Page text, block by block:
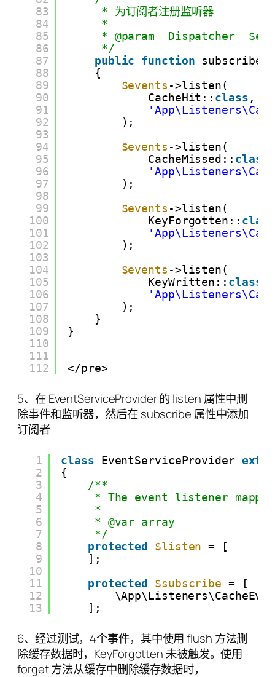
83
84
85
86
87
88
89
90
91
92
93
94
95
96
97
98
99
100
101
102
103
104
105
106
107
108
109
110
111
112
* 为订阅者注册监听器
*
* @param  Dispatcher
*/
public
function subscribe(
{
$events ->listen(
CacheHit:: class ,
);
$events ->listen(
CacheMissed:: class
);
$events ->listen(
KeyForgotten:: class
);
$events ->listen(
KeyWritten:: class
);
}
}
</pre>
5、在 EventServiceProvider 的 listen 属性中删
除事件和监听器，然后在 subscribe 属性中添加
订阅者
1
2
3
4
5
6
7
8
9
10
11
12
13
class EventServiceProvider
{
/**
* The event listener
*
* @var array
*/
protected
$listen = [
];
protected
$subscribe = [
];
6、经过测试，4个事件，其中使用 flush 方法删
除缓存数据时，KeyForgotten 未被触发。使用
forget 方法从缓存中删除缓存数据时，